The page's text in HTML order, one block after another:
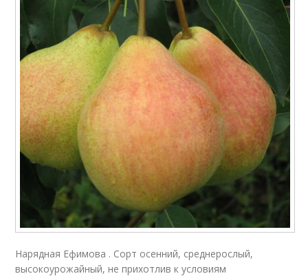
Нарядная Ефимова . Сорт осенний, среднерослый,
высокоурожайный, не прихотлив к условиям